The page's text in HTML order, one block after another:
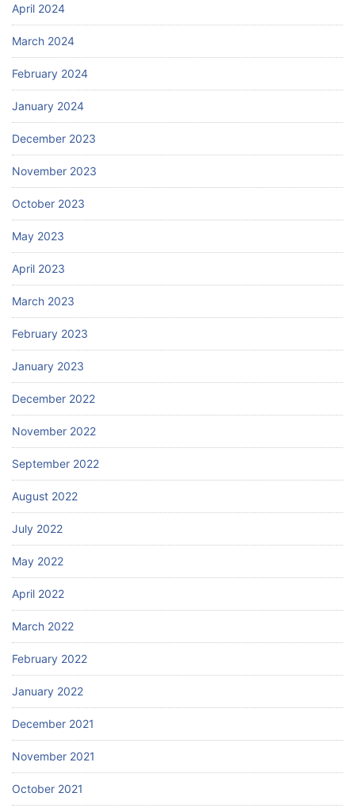
April 2024
March 2024
February 2024
January 2024
December 2023
November 2023
October 2023
May 2023
April 2023
March 2023
February 2023
January 2023
December 2022
November 2022
September 2022
August 2022
July 2022
May 2022
April 2022
March 2022
February 2022
January 2022
December 2021
November 2021
October 2021